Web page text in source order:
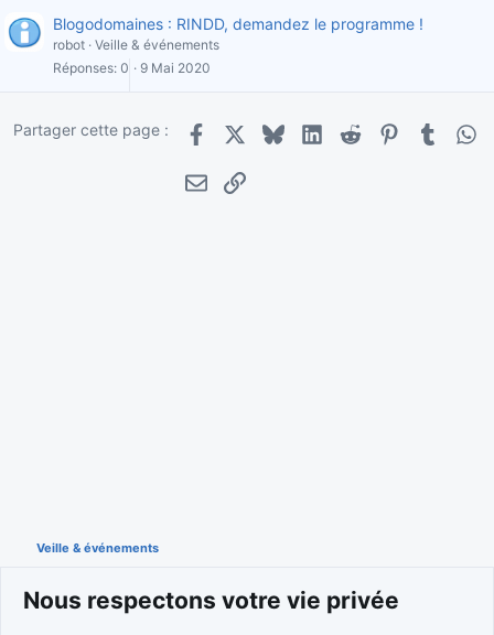
Blogodomaines : RINDD, demandez le programme !
robot Veille & événements
Réponses 0 9 Mai 2020
Partager cette page :
Facebook
X BlueskyLinkedInRedditPinterestTumblr
E-mailLien
Veille & événements
Nous respectons votre vie privée